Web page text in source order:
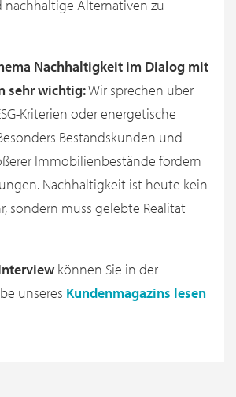
nachhaltige Alternativen zu
Nachhaltigkeit im Dialog mit
sehr wichtig:Wir sprechen über
Kriterien oder energetische
Bestandskunden und
Immobilienbestände fordern
Nachhaltigkeit ist heute kein
sondern muss gelebte Realität
können Sie in der
unseres Kundenmagazins lesen